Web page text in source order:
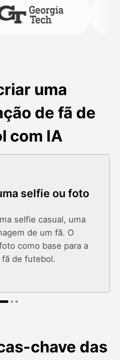
uma
de fã de
com IA
selfie ou foto
selfie casual, uma
de um fã. O
como base para a
de futebol.
chave das